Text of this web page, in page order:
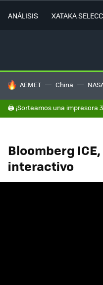
ANÁLISIS XATAKA
HOY SE HABLA DE
AEMET China
🖨️ ¡Sorteamos una impresora
Bloomberg
interactivo